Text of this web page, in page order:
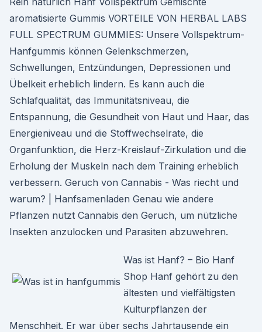
aromatisierte Gummis VORTEILE VON HERBAL LABS
FULL SPECTRUM GUMMIES: Unsere Vollspektrum-
Hanfgummis können Gelenkschmerzen,
Schwellungen, Entzündungen, Depressionen und
Übelkeit erheblich lindern. Es kann auch die
Schlafqualität, das Immunitätsniveau, die
Entspannung, die Gesundheit von Haut und Haar, das
Energieniveau und die Stoffwechselrate, die
Organfunktion, die Herz-Kreislauf-Zirkulation und die
Erholung der Muskeln nach dem Training erheblich
verbessern. Geruch von Cannabis - Was riecht und
warum? | Hanfsamenladen Genau wie andere
Pflanzen nutzt Cannabis den Geruch, um nützliche
Insekten anzulocken und Parasiten abzuwehren.
Was ist Hanf? – Bio Hanf
Shop Hanf gehört zu den
ältesten und vielfältigsten
Kulturpflanzen der
Menschheit. Er war über sechs Jahrtausende ein